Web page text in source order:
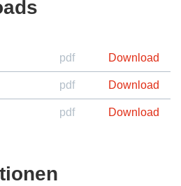
pdf Download
pdf Download
pdf Download